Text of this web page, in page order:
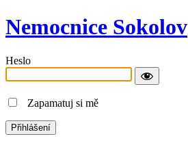
Nemocnice Sokolov
Heslo
Zapamatuj si mě